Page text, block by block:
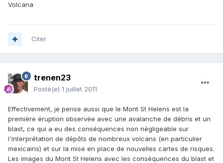
Volcana
Citer
trenen23
Posté(e) 1 juillet 2011
Effectivement, je pense aussi que le Mont St Helens est la
première éruption observée avec une avalanche de débris et un
blast, ce qui a eu des conséquences non négligeable sur
l'interprétation de dépôts de nombreux volcans (en particulier
mexicains) et sur la mise en place de nouvelles cartes de risques.
Les images du Mont St Helens avec les conséquences du blast et